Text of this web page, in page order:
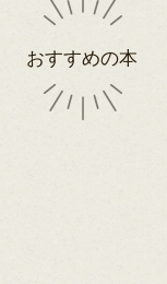
おすすめの本